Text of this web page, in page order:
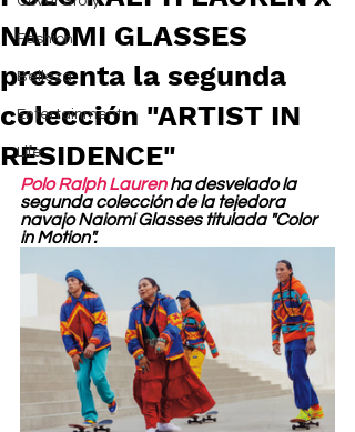
Fashion
Belleza
Entertainment
Life
NAIOMI GLASSES
presenta la segunda
colección "ARTIST IN
RESIDENCE"
Polo Ralph Lauren ha desvelado la
segunda colección de la tejedora
navajo Naiomi Glasses titulada "Color
in Motion".